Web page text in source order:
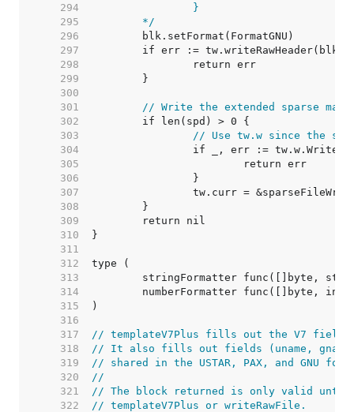
   294
   295
	*/
   296
   297
   298
   299
   300
   301
// Write the extended sparse
   302
   303
// Use tw.w since the
   304
   305
   306
   307
   308
   309
   310
   311
   312
   313
   314
   315
   316
   317
// templateV7Plus fills out the V7 fields
   318
// It also fills out fields (uname, gname,
   319
// shared in the USTAR, PAX, and GNU
   320
//
   321
// The block returned is only valid
   322
// templateV7Plus or writeRawFile.